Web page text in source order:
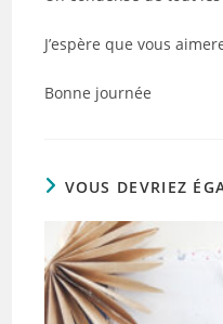
J’espère que vous
Bonne journée
VOUS DEVRIEZ